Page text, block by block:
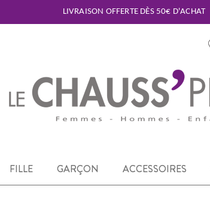
LIVRAISON OFFERTE DÈS 50€ D'ACHAT
FILLE GARÇON ACCESSOIRES